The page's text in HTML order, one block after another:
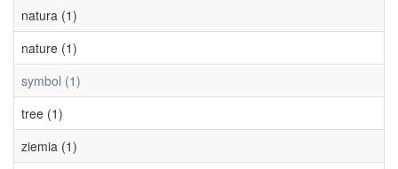
natura (1)
nature (1)
symbol (1)
tree (1)
ziemia (1)